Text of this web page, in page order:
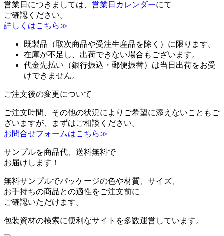
営業日につきましては、 営業日カレンダーにて
ご確認ください。
詳しくはこちら≫
既製品（取次商品や受注生産品を除く）に限ります。
在庫が不足し、出荷できない場合もございます。
代金先払い（銀行振込・郵便振替）は当日出荷をお受
けできません。
ご注文後の変更について
ご注文時間、その他の状況によりご希望に添えないこともご
ざいますが、まずはご相談ください。
お問合せフォームはこちら≫
サンプルを商品代、送料無料で
お届けします！
無料サンプルでパッケージの色や材質、サイズ、
お手持ちの商品との適性をご注文前に
ご確認いただけます。
包装資材の検索に便利なサイトを多数運営しています。